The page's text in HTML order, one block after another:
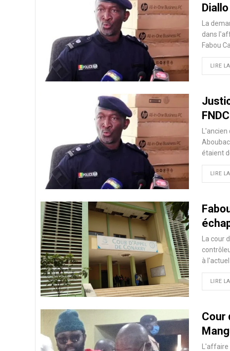
La
dans
Fabou
LIRE
FNDC
L'ancien
étaient
LIRE
La cour
à l'actuel
LIRE
Cour
L'affaire